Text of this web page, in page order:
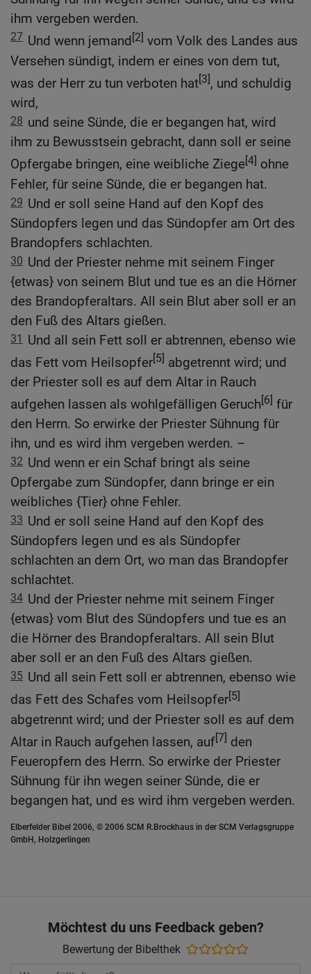
ihm vergeben werden.
27 Und wenn jemand[2] vom Volk des Landes aus
Versehen sündigt, indem er eines von dem tut,
was der Herr zu tun verboten hat[3], und schuldig
wird,
28 und seine Sünde, die er begangen hat, wird
ihm zu Bewusstsein gebracht, dann soll er seine
Opfergabe bringen, eine weibliche Ziege[4] ohne
Fehler, für seine Sünde, die er begangen hat.
29 Und er soll seine Hand auf den Kopf des
Sündopfers legen und das Sündopfer am Ort des
Brandopfers schlachten.
30 Und der Priester nehme mit seinem Finger
{etwas} von seinem Blut und tue es an die Hörner
des Brandopferaltars. All sein Blut aber soll er an
den Fuß des Altars gießen.
31 Und all sein Fett soll er abtrennen, ebenso wie
das Fett vom Heilsopfer[5] abgetrennt wird; und
der Priester soll es auf dem Altar in Rauch
aufgehen lassen als wohlgefälligen Geruch[6] für
den Herrn. So erwirke der Priester Sühnung für
ihn, und es wird ihm vergeben werden. –
32 Und wenn er ein Schaf bringt als seine
Opfergabe zum Sündopfer, dann bringe er ein
weibliches {Tier} ohne Fehler.
33 Und er soll seine Hand auf den Kopf des
Sündopfers legen und es als Sündopfer
schlachten an dem Ort, wo man das Brandopfer
schlachtet.
34 Und der Priester nehme mit seinem Finger
{etwas} vom Blut des Sündopfers und tue es an
die Hörner des Brandopferaltars. All sein Blut
aber soll er an den Fuß des Altars gießen.
35 Und all sein Fett soll er abtrennen, ebenso wie
das Fett des Schafes vom Heilsopfer[5]
abgetrennt wird; und der Priester soll es auf dem
Altar in Rauch aufgehen lassen, auf[7] den
Feueropfern des Herrn. So erwirke der Priester
Sühnung für ihn wegen seiner Sünde, die er
begangen hat, und es wird ihm vergeben werden.
Elberfelder Bibel 2006, © 2006 SCM R.Brockhaus in der SCM Verlagsgruppe
GmbH, Holzgerlingen
Möchtest du uns Feedback geben?
Bewertung der Bibelthek